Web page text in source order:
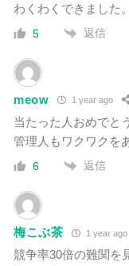
わくわくできました
5 返信
meow 1 year ago
当たった人おめでと
管理人もワクワクを
6 返信
梅こぶ茶 1 year ago
競争率30倍の難関を